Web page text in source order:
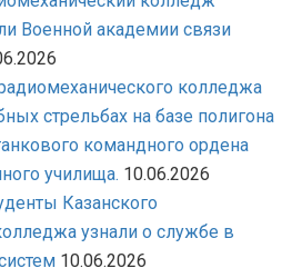
Военной академии связи
колледжа
стрельбах на базе полигона
командного ордена
училища. 10.06.2026
Казанского
узнали о службе в
10.06.2026